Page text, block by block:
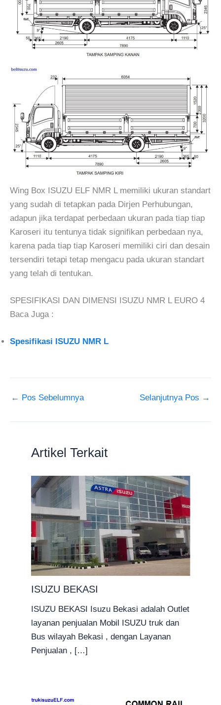
Wing Box ISUZU ELF NMR L memiliki ukuran standart
yang sudah di tetapkan pada Dirjen Perhubungan,
adapun jika terdapat perbedaan ukuran pada tiap tiap
Karoseri itu tentunya tidak signifikan perbedaan nya,
karena pada tiap tiap Karoseri memiliki ciri dan desain
tersendiri tetapi tetap mengacu pada ukuran standart
yang telah di tentukan.
SPESIFIKASI DAN DIMENSI ISUZU NMR L EURO 4
Baca Juga :
Spesifikasi ISUZU NMR L
← Pos Sebelumnya Selanjutnya Pos →
Artikel Terkait
ISUZU BEKASI
ISUZU BEKASI Isuzu Bekasi adalah Outlet
layanan penjualan Mobil ISUZU truk dan
Bus wilayah Bekasi , dengan Layanan
Penjualan , […]